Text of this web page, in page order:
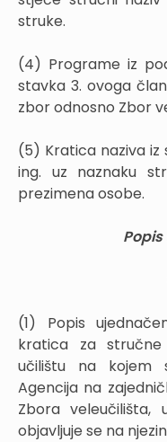
struke.
(4) Programe iz
stavka 3. ovoga
zbor odnosno Zbor
(5) Kratica naziva iz
ing. uz naznaku
prezimena osobe.
(1) Popis
kratica za stručne
učilištu na kojem
Agencija na
Zbora
objavljuje se na